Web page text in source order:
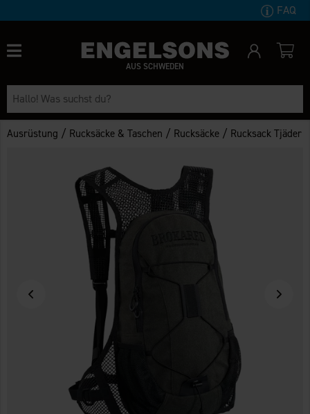
FAQ
AUS SCHWEDEN
Ausrüstung / Rucksäcke & Taschen / Rucksäcke / Rucksack Tjäder